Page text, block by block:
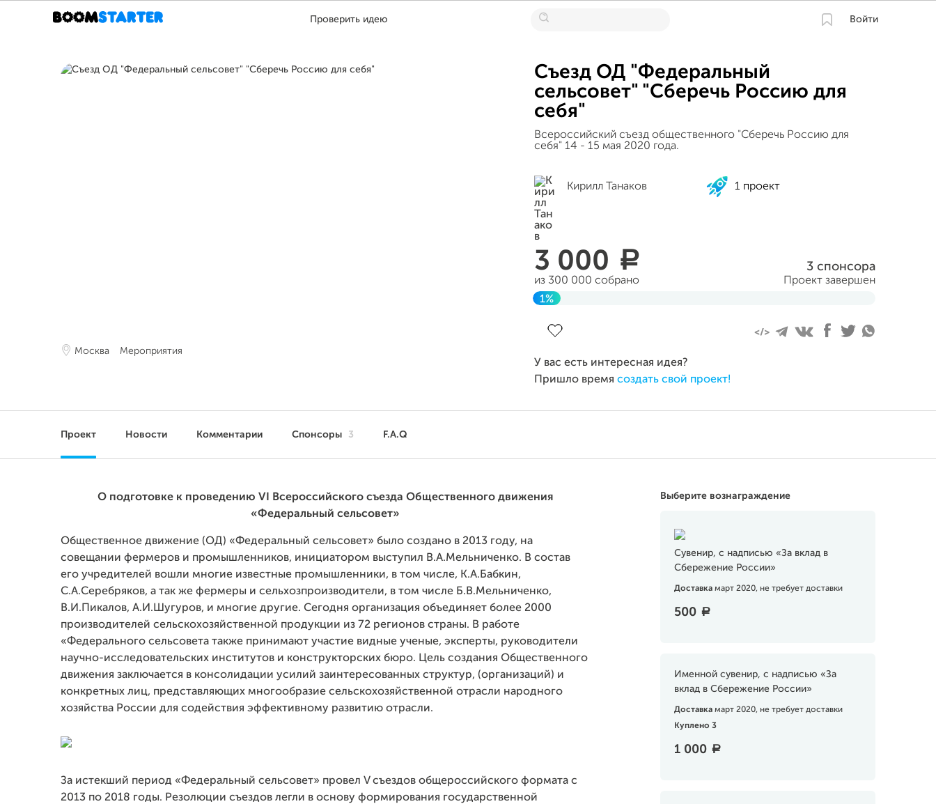
Проверить идею Войти
Москва Мероприятия
Съезд ОД "Федеральный
сельсовет" "Сберечь Россию для
себя"
Всероссийский съезд общественного "Сберечь Россию для
себя" 14 - 15 мая 2020 года.
Кирилл Танаков 1 проект
3 000 a
из 300 000 собрано
3 спонсора
Проект завершен
1%
У вас есть интересная идея?
Пришло время создать свой проект!
Проект Новости Комментарии Спонсоры 3 F.A.Q
Выберите вознаграждение
Сувенир, с надписью «За вклад в
Сбережение России»
Доставка март 2020, не требует доставки
500 a
Именной сувенир, с надписью «За
вклад в Сбережение России»
Доставка март 2020, не требует доставки
Куплено 3
1 000 a
О подготовке к проведению VI Всероссийского съезда Общественного движения
«Федеральный сельсовет»
Общественное движение (ОД) «Федеральный сельсовет» было создано в 2013 году, на
совещании фермеров и промышленников, инициатором выступил В.А.Мельниченко. В состав
его учредителей вошли многие известные промышленники, в том числе, К.А.Бабкин,
С.А.Серебряков, а так же фермеры и сельхозпроизводители, в том числе Б.В.Мельниченко,
В.И.Пикалов, А.И.Шугуров, и многие другие. Сегодня организация объединяет более 2000
производителей сельскохозяйственной продукции из 72 регионов страны. В работе
«Федерального сельсовета также принимают участие видные ученые, эксперты, руководители
научно-исследовательских институтов и конструкторских бюро. Цель создания Общественного
движения заключается в консолидации усилий заинтересованных структур, (организаций) и
конкретных лиц, представляющих многообразие сельскохозяйственной отрасли народного
хозяйства России для содействия эффективному развитию отрасли.
За истекший период «Федеральный сельсовет» провел V съездов общероссийского формата с
2013 по 2018 годы. Резолюции съездов легли в основу формирования государственной